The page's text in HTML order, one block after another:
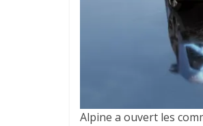
Alpine a ouvert les